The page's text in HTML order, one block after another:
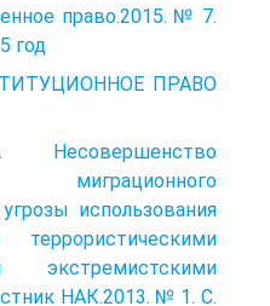
право.2015. № 7.
год
ПРАВО
Несовершенство
использования
экстремистскими
НАК.2013. № 1. С.